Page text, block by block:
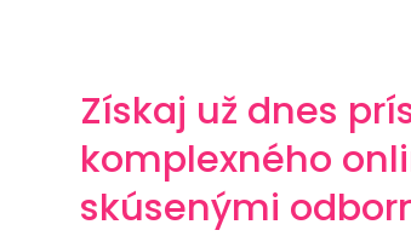
Získaj už dnes
komplexného
skúsenými